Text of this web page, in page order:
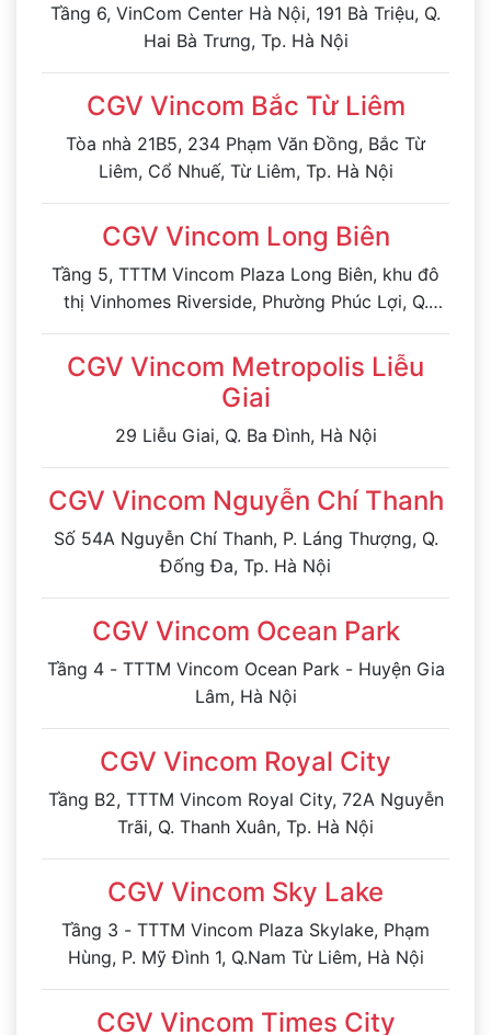
Tầng 6, VinCom Center Hà Nội, 191 Bà Triệu, Q.
Hai Bà Trưng, Tp. Hà Nội
CGV Vincom Bắc Từ Liêm
Tòa nhà 21B5, 234 Phạm Văn Đồng, Bắc Từ
Liêm, Cổ Nhuế, Từ Liêm, Tp. Hà Nội
CGV Vincom Long Biên
Tầng 5, TTTM Vincom Plaza Long Biên, khu đô
thị Vinhomes Riverside, Phường Phúc Lợi, Q.
Long Biên, Tp. Hà Nội
CGV Vincom Metropolis Liễu
Giai
29 Liễu Giai, Q. Ba Đình, Hà Nội
CGV Vincom Nguyễn Chí Thanh
Số 54A Nguyễn Chí Thanh, P. Láng Thượng, Q.
Đống Đa, Tp. Hà Nội
CGV Vincom Ocean Park
Tầng 4 - TTTM Vincom Ocean Park - Huyện Gia
Lâm, Hà Nội
CGV Vincom Royal City
Tầng B2, TTTM Vincom Royal City, 72A Nguyễn
Trãi, Q. Thanh Xuân, Tp. Hà Nội
CGV Vincom Sky Lake
Tầng 3 - TTTM Vincom Plaza Skylake, Phạm
Hùng, P. Mỹ Đình 1, Q.Nam Từ Liêm, Hà Nội
CGV Vincom Times City